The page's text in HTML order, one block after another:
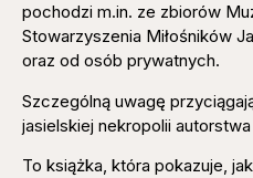
pochodzi m.in. ze zbiorów
Stowarzyszenia Miłośników
oraz od osób prywatnych.
Szczególną uwagę
jasielskiej nekropolii
To książka, która pokazuje,